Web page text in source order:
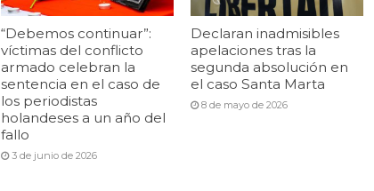
“Debemos continuar”:
víctimas del conflicto
armado celebran la
sentencia en el caso de
los periodistas
holandeses a un año del
fallo
3 de junio de 2026
Declaran inadmisibles
apelaciones tras la
segunda absolución en
el caso Santa Marta
8 de mayo de 2026